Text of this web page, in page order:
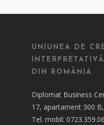
UNIUNEA DE
DIN ROMÂNIA
Diplomat Business
17, apartament 300
Tel. mobil: